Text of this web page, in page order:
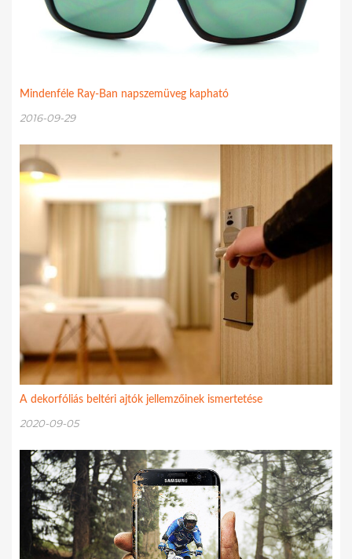
Mindenféle Ray-Ban napszemüveg kapható
2016-09-29
A dekorfóliás beltéri ajtók jellemzőinek ismertetése
2020-09-05